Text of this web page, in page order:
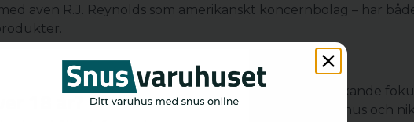
även R.J. Reynolds som amerikanskt koncernbolag – har
strategi där rökfria nikotinprodukter utgör ett växande
i USA, medan utveckling och tillverkning av snus och
18 år?